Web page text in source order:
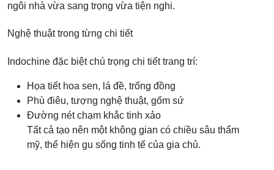
ngôi nhà vừa sang trọng vừa tiện nghi.
Nghệ thuật trong từng chi tiết
Indochine đặc biệt chú trọng chi tiết trang trí:
Họa tiết hoa sen, lá đề, trống đồng
Phù điêu, tượng nghệ thuật, gốm sứ
Đường nét chạm khắc tinh xảo
Tất cả tạo nên một không gian có chiều sâu thẩm
mỹ, thể hiện gu sống tinh tế của gia chủ.